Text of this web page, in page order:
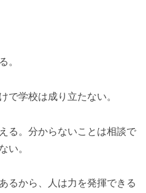
。
で学校は成り立たない。
る。分からないことは相談で
い。
るから、人は力を発揮できる